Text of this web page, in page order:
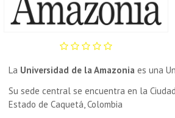
La Universidad de la Amazonia es una
Su sede central se encuentra en la
Estado de Caquetá, Colombia